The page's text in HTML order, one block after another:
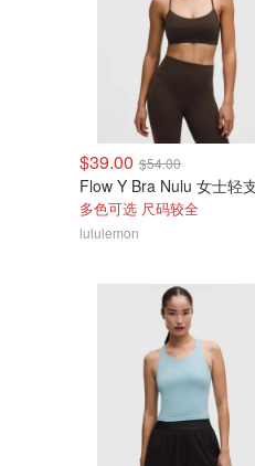
$39.00 $54.00
多色可选 尺码较全
lululemon